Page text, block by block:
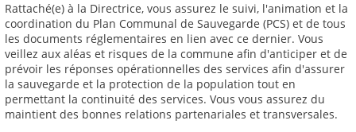
Rattaché(e) à la Directrice, vous assurez le suivi, l'animation et la
coordination du Plan Communal de Sauvegarde (PCS) et de tous
les documents réglementaires en lien avec ce dernier. Vous
veillez aux aléas et risques de la commune afin d'anticiper et de
prévoir les réponses opérationnelles des services afin d'assurer
la sauvegarde et la protection de la population tout en
permettant la continuité des services. Vous vous assurez du
maintient des bonnes relations partenariales et transversales.